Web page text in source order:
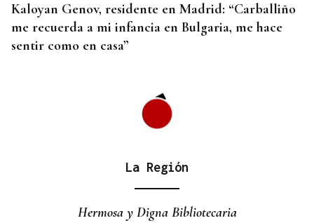
Kaloyan Genov, residente en Madrid: “Carballiño
me recuerda a mi infancia en Bulgaria, me hace
sentir como en casa”
La Región
Hermosa y Digna Bibliotecaria